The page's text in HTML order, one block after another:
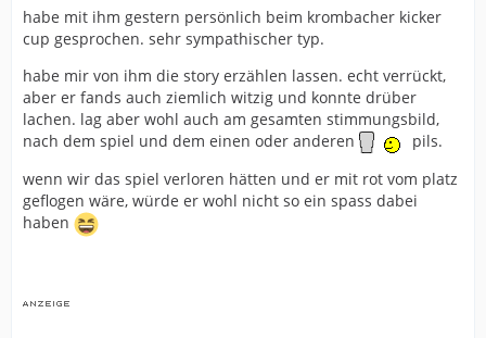
habe mit ihm gestern persönlich beim krombacher kicker
cup gesprochen. sehr sympathischer typ.
habe mir von ihm die story erzählen lassen. echt verrückt,
aber er fands auch ziemlich witzig und konnte drüber
lachen. lag aber wohl auch am gesamten stimmungsbild,
nach dem spiel und dem einen oder anderen
pils.
wenn wir das spiel verloren hätten und er mit rot vom platz
geflogen wäre, würde er wohl nicht so ein spass dabei
haben